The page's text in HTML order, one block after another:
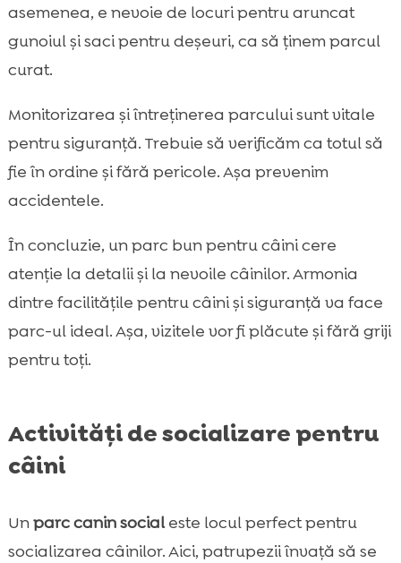
asemenea, e nevoie de locuri pentru aruncat
gunoiul și saci pentru deșeuri, ca să ținem parcul
curat.
Monitorizarea și întreținerea parcului sunt vitale
pentru siguranță. Trebuie să verificăm ca totul să
fie în ordine și fără pericole. Așa prevenim
accidentele.
În concluzie, un parc bun pentru câini cere
atenție la detalii și la nevoile câinilor. Armonia
dintre facilitățile pentru câini și siguranță va face
parc-ul ideal. Așa, vizitele vor fi plăcute și fără griji
pentru toți.
Activități de socializare pentru
câini
Unparc canin socialeste locul perfect pentru
socializarea câinilor. Aici, patrupezii învață să se